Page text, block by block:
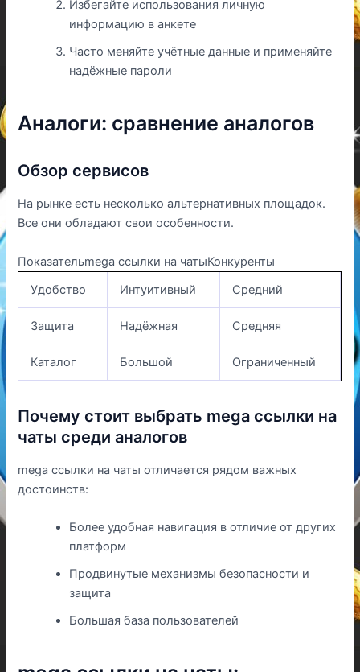
Избегайте использования личную
информацию в анкете
Часто меняйте учётные данные и применяйте
надёжные пароли
Аналоги: сравнение аналогов
Обзор сервисов
На рынке есть несколько альтернативных площадок.
Все они обладают свои особенности.
Показательmega ссылки на чатыКонкуренты
Удобство
Интуитивный Средний
Защита Надёжная Средняя
Каталог Большой Ограниченный
Почему стоит выбрать mega ссылки на
чаты среди аналогов
mega ссылки на чаты отличается рядом важных
достоинств:
Более удобная навигация в отличие от других
платформ
Продвинутые механизмы безопасности и
защита
Большая база пользователей